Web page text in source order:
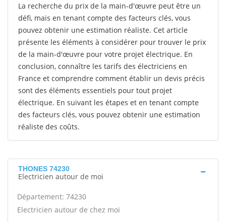
La recherche du prix de la main-d'œuvre peut être un
défi, mais en tenant compte des facteurs clés, vous
pouvez obtenir une estimation réaliste. Cet article
présente les éléments à considérer pour trouver le prix
de la main-d'œuvre pour votre projet électrique. En
conclusion, connaître les tarifs des électriciens en
France et comprendre comment établir un devis précis
sont des éléments essentiels pour tout projet
électrique. En suivant les étapes et en tenant compte
des facteurs clés, vous pouvez obtenir une estimation
réaliste des coûts.
THONES 74230
Electricien autour de moi
Département: 74230
Electricien autour de chez moi